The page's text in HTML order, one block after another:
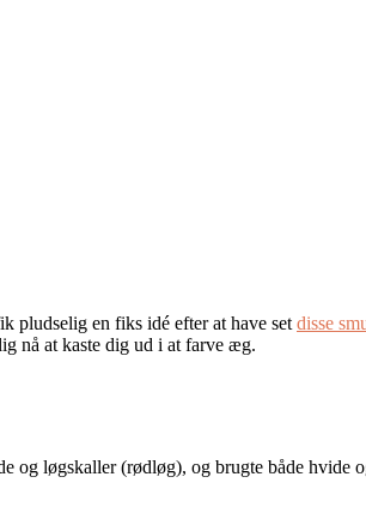
pludselig en fiks idé efter at have set disse
nå at kaste dig ud i at farve æg.
og løgskaller (rødløg), og brugte både hvide